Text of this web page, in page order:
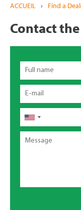
ACCUEIL › Find a
Contact
Full
name
Email
Téléphone
Message